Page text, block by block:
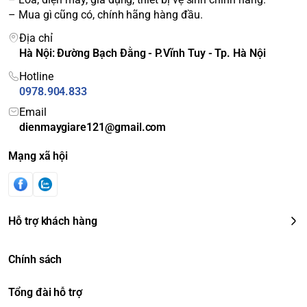
* Hình ảnh mang tính chất minh họa
Làm đông nhanh với khả
năng đưa nhiệt độ ngăn đông
xuống -24⁰C
ngon do ngăn đông có khả năng giảm xuống -24⁰C nhanh
– Mua gì cũng có, chính hãng hàng đầu.
Địa chỉ
Hà Nội: Đường Bạch Đằng - P.Vĩnh Tuy - Tp. Hà Nội
Hotline
0978.904.833
Email
dienmaygiare121@gmail.com
Mạng xã hội
Hỗ trợ khách hàng
Chính sách
Tổng đài hỗ trợ